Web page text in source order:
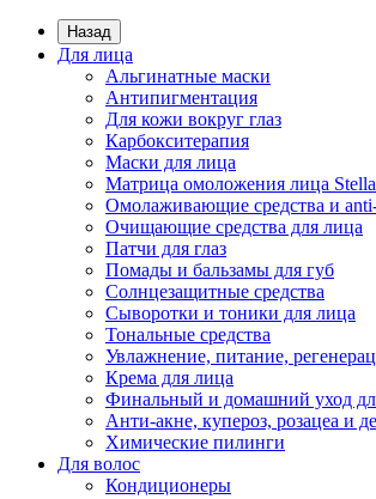
Назад
Для лица
Альгинатные маски
Антипигментация
Для кожи вокруг глаз
Карбокситерапия
Маски для лица
Матрица омоложения лица
Омолаживающие средства и
Очищающие средства для лица
Патчи для глаз
Помады и бальзамы для губ
Солнцезащитные средства
Сыворотки и тоники для лица
Тональные средства
Увлажнение, питание,
Крема для лица
Финальный и домашний уход
Анти-акне, купероз, розацеа и
Химические пилинги
Для волос
Кондиционеры